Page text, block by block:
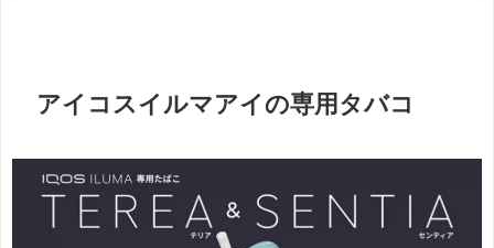
アイコスイルマアイの専用タバコ